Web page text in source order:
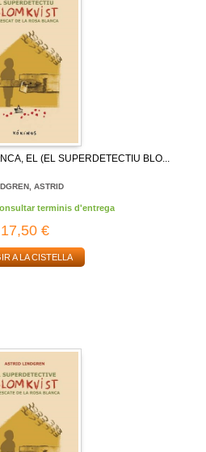
EL (EL SUPERDETECTIU BLO...
ASTRID
terminis d'entrega
17,50 €
A LA CISTELLA